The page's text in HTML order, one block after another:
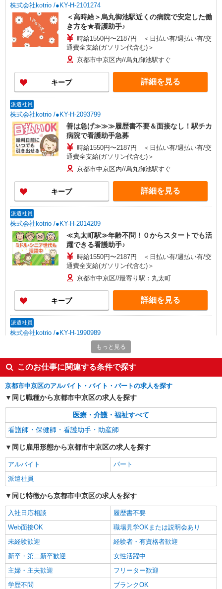
株式会社kotrio /●KY-H-2101274
＜高時給＞烏丸御池駅近くの病院で安定した働
き方を★看護助手♪
時給1550円〜2187円 ＜日払い有/週払い有/交
通費全支給(ガソリン代含む)＞
京都市中京区内//烏丸御池駅すぐ
キープ 詳細を見る
派遣社員
株式会社kotrio /●KY-H-2093799
善は急げ≫≫≫履歴書不要＆面接なし！駅チカ
病院で看護助手急募
時給1550円〜2187円 ＜日払い有/週払い有/交
通費全支給(ガソリン代含む)＞
京都市中京区内//烏丸御池駅すぐ
キープ 詳細を見る
派遣社員
株式会社kotrio /●KY-H-2014209
≪丸太町駅≫年齢不問！０からスタートでも活
躍できる看護助手♪
時給1550円〜2187円 ＜日払い有/週払い有/交
通費全支給(ガソリン代含む)＞
京都市中京区//最寄り駅：丸太町
キープ 詳細を見る
派遣社員
株式会社kotrio /●KY-H-1990989
京都市役所前駅＊看護助手＊日払いOK！推し
活の軍資金も即ゲット
時給1550円〜2187円 ＜日払い有/週払い有/交
通費全支給(ガソリン代含む)＞
京都市中京区など
キープ 詳細を見る
派遣社員
株式会社kotrio /●KY-H-2093850
善は急げ≫≫≫履歴書不要＆面接なし！駅チカ
病院で看護助手急募
通費全支給(ガソリン代含む)＞
京都市中京区など
キープ 詳細を見る
派遣社員
株式会社kotrio /●KY-H-2014048
高収入を目指したい方必見！未経験でも日収
1.1万〜可！看護助手
時給1550円〜2187円 ＜日払い有/週払い有/交
もっと見る
このお仕事に関連する条件で探す
京都市中京区のアルバイト・バイト・パートの求人を探す
同じ職種から京都市中京区の求人を探す
医療・介護・福祉すべて
看護師・保健師・看護助手・助産師
同じ雇用形態から京都市中京区の求人を探す
アルバイト
パート
派遣社員
同じ特徴から京都市中京区の求人を探す
入社日応相談
履歴書不要
Web面接OK
職場見学OKまたは説明会あり
未経験歓迎
経験者・有資格者歓迎
新卒・第二新卒歓迎
女性活躍中
主婦・主夫歓迎
フリーター歓迎
学歴不問
ブランクOK